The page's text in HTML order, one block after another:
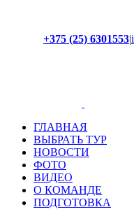
+375 (25) 6301553|
ГЛАВНАЯ
ВЫБРАТЬ ТУР
НОВОСТИ
ФОТО
ВИДЕО
О КОМАНДЕ
ПОДГОТОВКА